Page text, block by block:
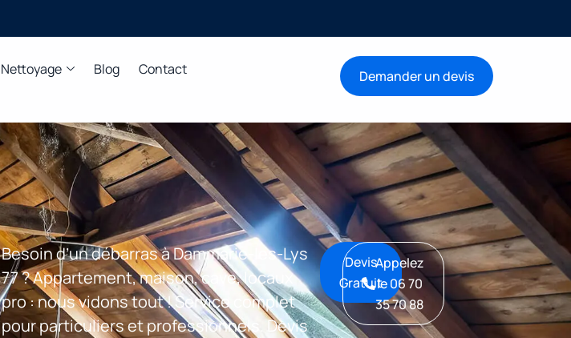
Nettoyage Blog Contact Demander un devis
Besoin d’un débarras à Dammarie-les-Lys
77 ? Appartement, maison, cave, locaux
pro : nous vidons tout ! Service complet
pour particuliers et professionnels. Devis
Devis
Gratuit
Appelez
le 06 70
35 70 88